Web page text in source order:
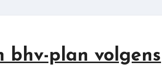
bhv-plan volgens